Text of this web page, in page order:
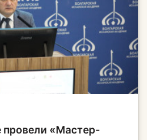
провели «Мастер-